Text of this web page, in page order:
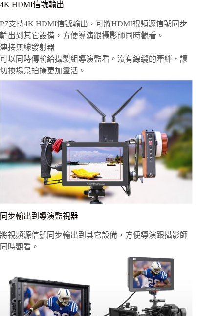
4K HDMI信號輸出
P7支持4K HDMI信號輸出，可將HDMI視頻源信號同步
輸出到其它設備，方便導演跟攝影師同時觀看。
連接無線發射器
可以同時傳輸給攝製組導演監看。沒有線纜的牽絆，讓
切換場景拍攝更加靈活。
同步輸出到導演監視器
將視頻源信號同步輸出到其它設備，方便導演跟攝影師
同時觀看。